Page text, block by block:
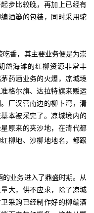
步比较晚，再加上已经有
酒篓的包装，同时采用驼
香，其主要业务便是为崇
岱海滩的红柳资源非常丰
药酒业务的火爆，凉城境
格尔旗、达拉特旗来贩运
厂汉营南边的柳卜湾，清
本被采完了。凉城境内的
原来的夹沙地，在清代都
柳地、沙柳地地名，都跟
业务进入了鼎盛时期。从
大，供不应求，除了凉城
采购已经制作好的柳编酒